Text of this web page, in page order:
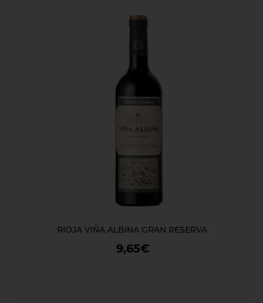
RIOJA VIÑA ALBINA GRAN RESERVA
9,65€